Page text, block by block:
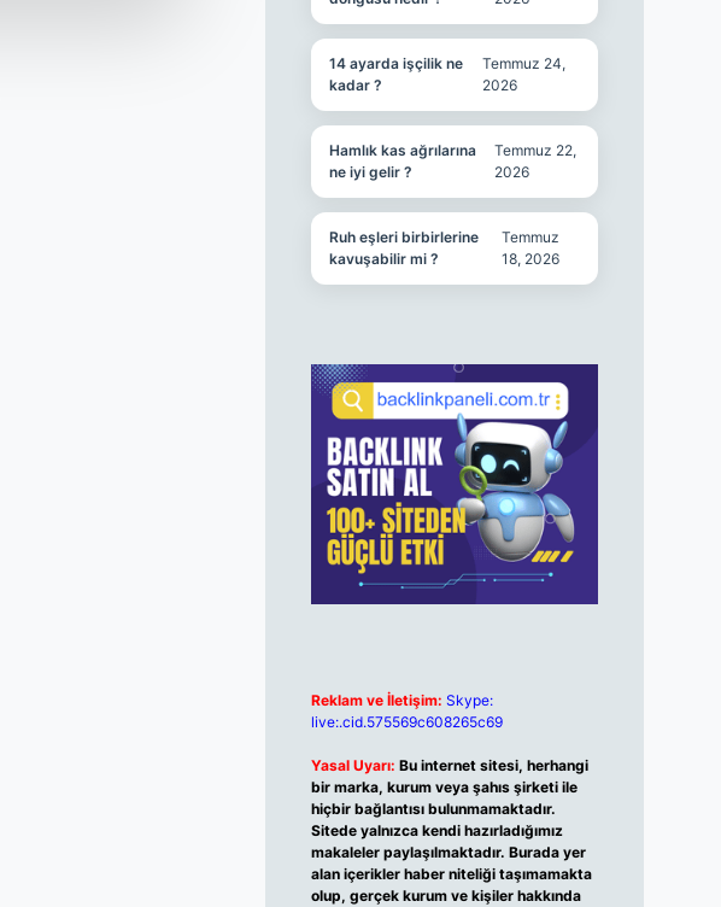
14 ayarda işçilik ne
kadar ?
Temmuz 24,
2026
Hamlık kas ağrılarına
ne iyi gelir ?
Temmuz 22,
2026
Ruh eşleri birbirlerine
kavuşabilir mi ?
Temmuz
18, 2026
Reklam ve İletişim: Skype:
live:.cid.575569c608265c69
Yasal Uyarı: Bu internet sitesi, herhangi
bir marka, kurum veya şahıs şirketi ile
hiçbir bağlantısı bulunmamaktadır.
Sitede yalnızca kendi hazırladığımız
makaleler paylaşılmaktadır. Burada yer
alan içerikler haber niteliği taşımamakta
olup, gerçek kurum ve kişiler hakkında